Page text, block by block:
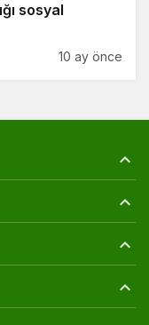
sosyal
10 ay önce